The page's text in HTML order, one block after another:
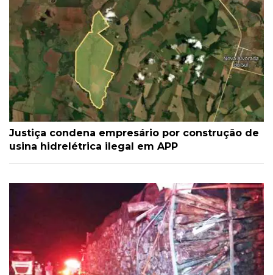
Justiça condena empresário por construção de
usina hidrelétrica ilegal em APP